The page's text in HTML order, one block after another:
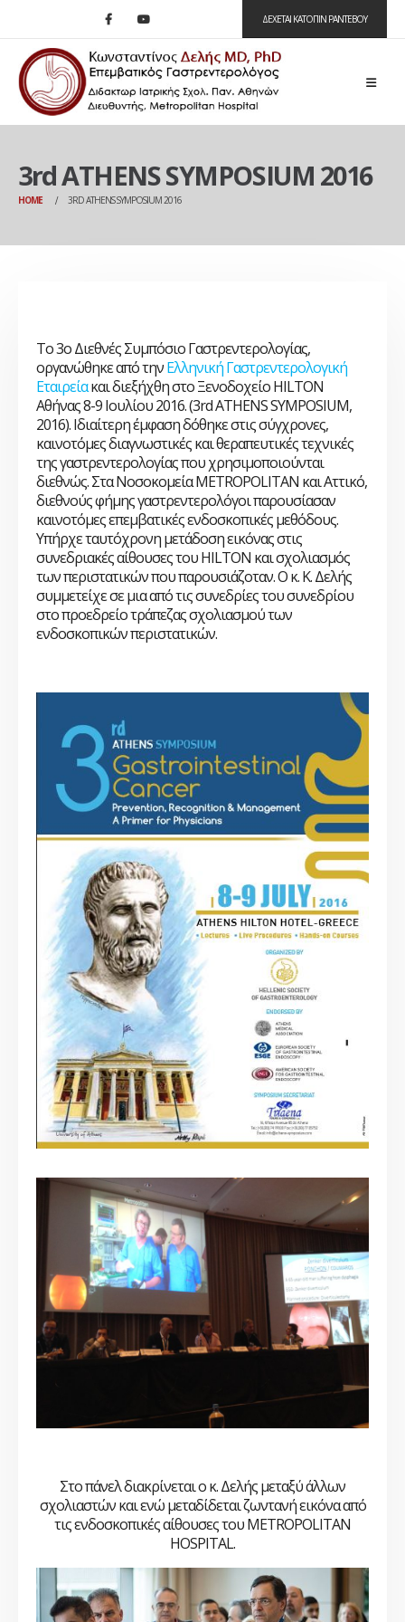
ΔΕΧΕΤΑΙ ΚΑΤΟΠΙΝ ΡΑΝΤΕΒΟΥ
3rd ATHENS SYMPOSIUM 2016
HOME 3RD ATHENS SYMPOSIUM 2016
Το 3ο Διεθνές Συμπόσιο Γαστρεντερολογίας,
οργανώθηκε από τηνΕλληνική Γαστρεντερολογική
Εταιρείακαι διεξήχθη στο ΞενοδοχείοHILTON
Αθήνας 8-9 Ιουλίου 2016. (3rd ATHENS SYMPOSIUM,
2016). Ιδιαίτερη έμφαση δόθηκε στις σύγχρονες,
καινοτόμες διαγνωστικές και θεραπευτικές τεχνικές
της γαστρεντερολογίας που χρησιμοποιούνται
διεθνώς. Στα ΝοσοκομείαMETROPOLITAN και Αττικό,
διεθνούς φήμης γαστρεντερολόγοι παρουσίασαν
καινοτόμες επεμβατικές ενδοσκοπικές μεθόδους.
Υπήρχε ταυτόχρονη μετάδοση εικόνας στις
συνεδριακές αίθουσες τουHILTON και σχολιασμός
των περιστατικών που παρουσιάζοταν. Ο κ. Κ. Δελής
συμμετείχε σε μια από τις συνεδρίες του συνεδρίου
στο προεδρείο τράπεζας σχολιασμού των
ενδοσκοπικών περιστατικών.
Στο πάνελ διακρίνεται ο κ. Δελής μεταξύ άλλων
σχολιαστών και ενώ μεταδίδεται ζωντανή εικόνα από
τις ενδοσκοπικές αίθουσες τουMETROPOLITAN
HOSPITAL.